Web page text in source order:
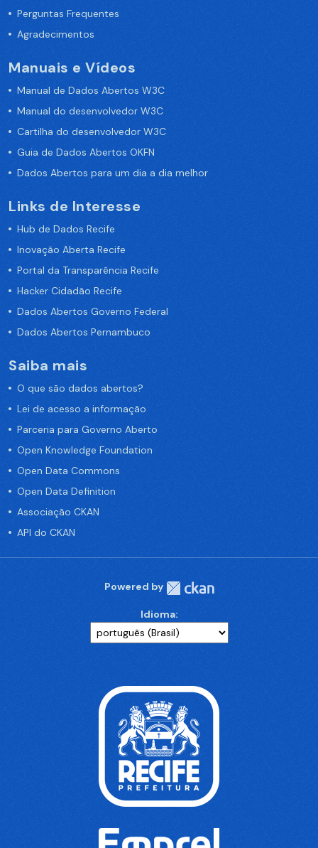
Perguntas Frequentes
Agradecimentos
Manuais e Vídeos
Manual de Dados Abertos W3C
Manual do desenvolvedor W3C
Cartilha do desenvolvedor W3C
Guia de Dados Abertos OKFN
Dados Abertos para um dia a dia melhor
Links de Interesse
Hub de Dados Recife
Inovação Aberta Recife
Portal da Transparência Recife
Hacker Cidadão Recife
Dados Abertos Governo Federal
Dados Abertos Pernambuco
Saiba mais
O que são dados abertos?
Lei de acesso a informação
Parceria para Governo Aberto
Open Knowledge Foundation
Open Data Commons
Open Data Definition
Associação CKAN
API do CKAN
Powered by
Idioma